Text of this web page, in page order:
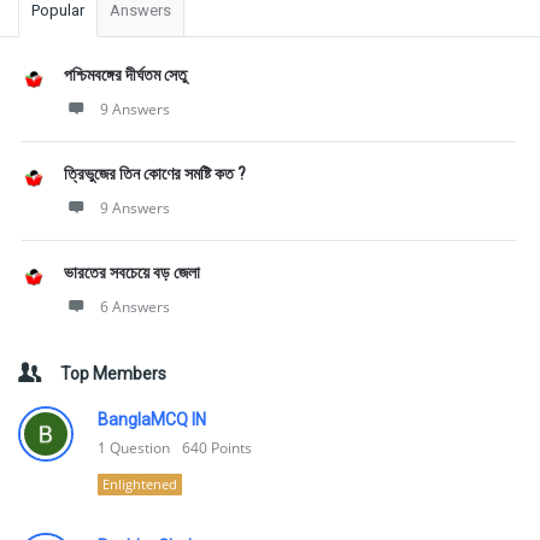
Popular Answers
পশ্চিমবঙ্গের দীর্ঘতম সেতু
9 Answers
ত্রিভুজের তিন কোণের সমষ্টি কত ?
9 Answers
ভারতের সবচেয়ে বড় জেলা
6 Answers
Top Members
BanglaMCQ IN
1 Question 640 Points
Enlightened